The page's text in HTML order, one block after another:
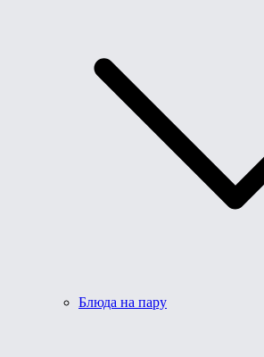
Блюда на пару